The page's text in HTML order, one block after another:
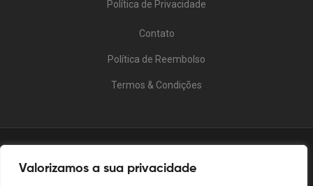
Valorizamos a sua privacidade
Política de Privacidade
Contato
Política de Reembolso
Termos & Condições